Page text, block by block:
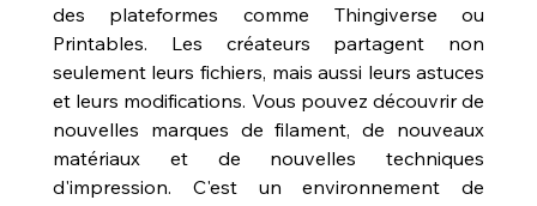
des plateformes comme Thingiverse ou
Printables. Les créateurs partagent non
seulement leurs fichiers, mais aussi leurs astuces
et leurs modifications. Vous pouvez découvrir de
nouvelles marques de filament, de nouveaux
matériaux et de nouvelles techniques
d'impression. C'est un environnement de